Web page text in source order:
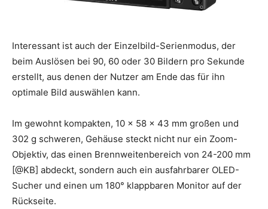
Interessant ist auch der Einzelbild-Serienmodus, der
beim Auslösen bei 90, 60 oder 30 Bildern pro Sekunde
erstellt, aus denen der Nutzer am Ende das für ihn
optimale Bild auswählen kann.
Im gewohnt kompakten, 10 x 58 x 43 mm großen und
302 g schweren, Gehäuse steckt nicht nur ein Zoom-
Objektiv, das einen Brennweitenbereich von 24-200 mm
[@KB] abdeckt, sondern auch ein ausfahrbarer OLED-
Sucher und einen um 180° klappbaren Monitor auf der
Rückseite.